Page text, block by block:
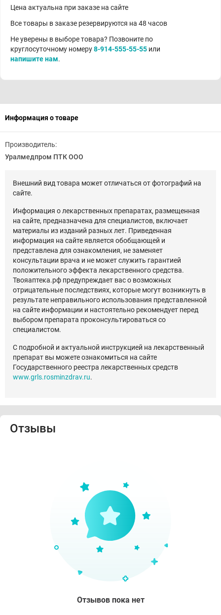
Цена актуальна при заказе на сайте
Все товары в заказе резервируются на 48 часов
Не уверены в выборе товара? Позвоните по
круглосуточному номеру8-914-555-55-55 или
напишите нам.
Информация о товаре
Производитель:
Уралмедпром ПТК ООО
Внешний вид товара может отличаться от фотографий на
сайте.
Информация о лекарственных препаратах, размещенная
на сайте, предназначена для специалистов, включает
материалы из изданий разных лет. Приведенная
информация на сайте является обобщающей и
представлена для ознакомления, не заменяет
консультации врача и не может служить гарантией
положительного эффекта лекарственного средства.
Твояаптека.рф предупреждает вас о возможных
отрицательные последствиях, которые могут возникнуть в
результате неправильного использования представленной
на сайте информации и настоятельно рекомендует перед
выбором препарата проконсультироваться со
специалистом.
С подробной и актуальной инструкцией на лекарственный
препарат вы можете ознакомиться на сайте
Государственного реестра лекарственных средств
www.grls.rosminzdrav.ru.
Отзывы
Отзывов пока нет